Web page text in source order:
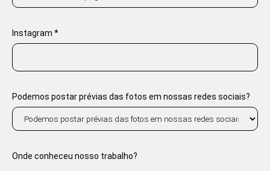
Instagram *
Podemos postar prévias das fotos em nossas redes sociais?
Onde conheceu nosso trabalho?